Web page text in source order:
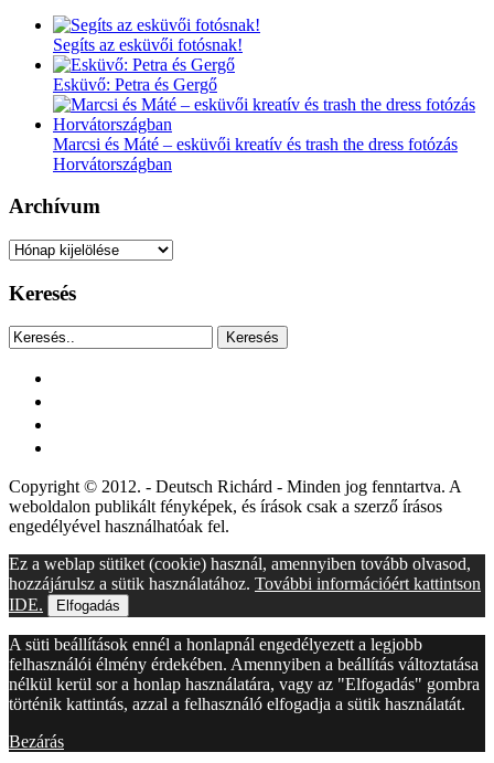
Segíts az esküvői fotósnak!
Esküvő: Petra és Gergő
Marcsi és Máté – esküvői kreatív és trash the dress fotózás
Horvátországban
Archívum
Archívum
Keresés
Keresés
Copyright © 2012. - Deutsch Richárd - Minden jog fenntartva. A
weboldalon publikált fényképek, és írások csak a szerző írásos
engedélyével használhatóak fel.
Ez a weblap sütiket (cookie) használ, amennyiben tovább olvasod,
hozzájárulsz a sütik használatához. További információért kattintson
IDE.
Elfogadás
A süti beállítások ennél a honlapnál engedélyezett a legjobb
felhasználói élmény érdekében. Amennyiben a beállítás változtatása
nélkül kerül sor a honlap használatára, vagy az "Elfogadás" gombra
történik kattintás, azzal a felhasználó elfogadja a sütik használatát.
Bezárás